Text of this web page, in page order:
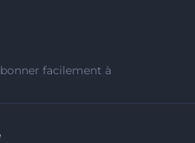
facilement à